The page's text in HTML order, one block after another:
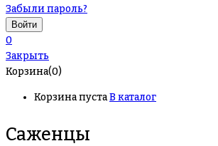
Забыли пароль?
0
Закрыть
Корзина(0)
Корзина пустаВ каталог
Саженцы